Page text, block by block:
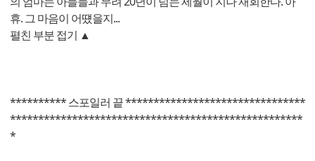
휴. 그 마음이 어떘을지...
펼친 부분 접기 ▲
********** 스포일러 끝 ********************************
****************************************************
*